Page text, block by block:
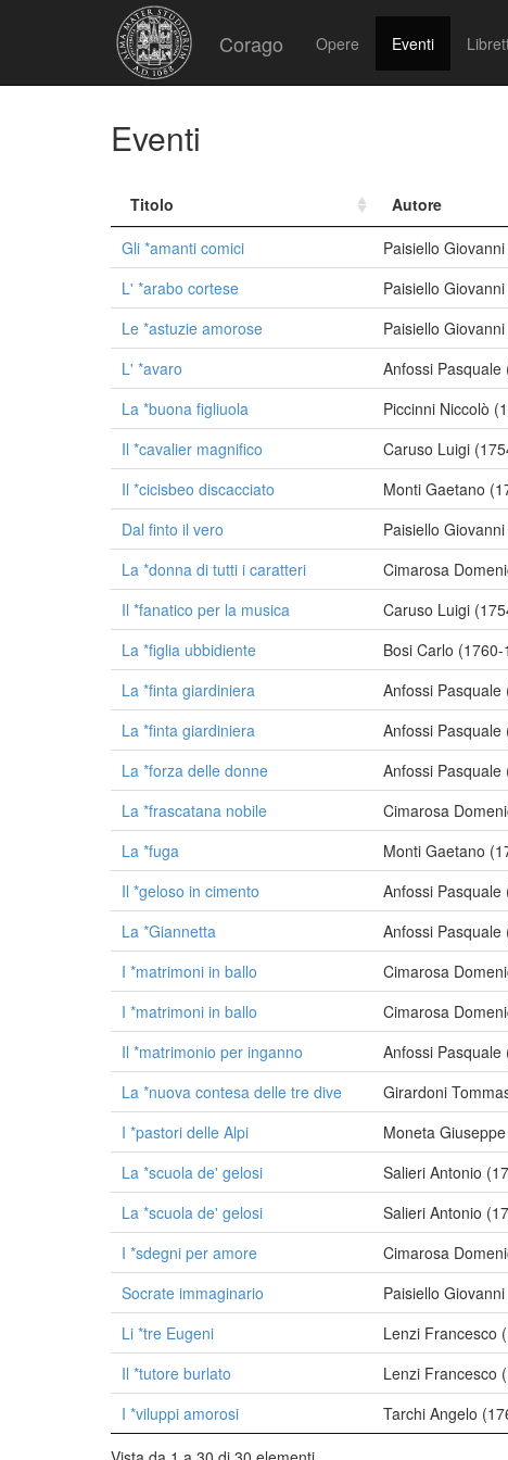
Corago Opere Eventi
Eventi
Titolo Autore
Gli *amanti comici
Paisiello
L' *arabo cortese
Paisiello
Le *astuzie amorose
Paisiello
L' *avaro
Anfossi Pasquale
La *buona figliuola
Piccinni Niccolò
Il *cavalier magnifico
Caruso Luigi
Il *cicisbeo discacciato
Monti Gaetano
Dal finto il vero
Paisiello
La *donna di tutti i caratteri
Cimarosa
Il *fanatico per la musica
Caruso Luigi
La *figlia ubbidiente
Bosi Carlo (1760-
La *finta giardiniera
Anfossi Pasquale
La *finta giardiniera
Anfossi Pasquale
La *forza delle donne
Anfossi Pasquale
La *frascatana nobile
Cimarosa
La *fuga
Monti Gaetano
Il *geloso in cimento
Anfossi Pasquale
La *Giannetta
Anfossi Pasquale
I *matrimoni in ballo
Cimarosa
I *matrimoni in ballo
Cimarosa
Il *matrimonio per inganno
Anfossi Pasquale
La *nuova contesa delle tre dive
Girardoni
I *pastori delle Alpi
Moneta
La *scuola de' gelosi
Salieri Antonio
La *scuola de' gelosi
Salieri Antonio
I *sdegni per amore
Cimarosa
Socrate immaginario
Paisiello
Li *tre Eugeni
Lenzi Francesco
Il *tutore burlato
Lenzi Francesco
I *viluppi amorosi
Tarchi Angelo